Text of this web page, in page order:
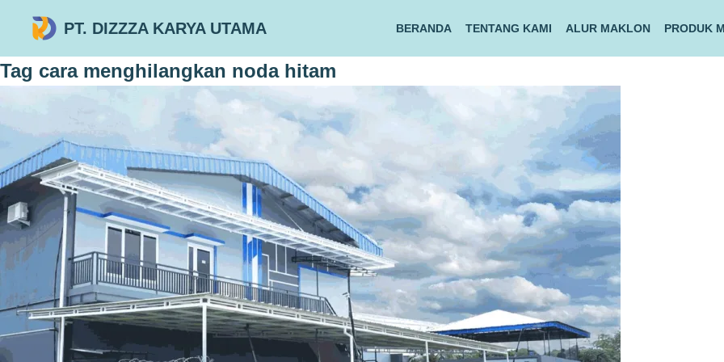
PT. DIZZZA KARYA UTAMA BERANDA TENTANG KAMI ALUR MAKLON PRODUK
Tag cara menghilangkan noda hitam